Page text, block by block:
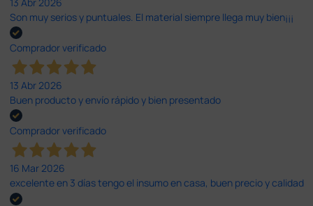
Son muy serios y puntuales. El material siempre llega muy bien¡¡¡
Comprador verificado
13 Abr 2026
Buen producto y envío rápido y bien presentado
Comprador verificado
16 Mar 2026
excelente en 3 días tengo el insumo en casa, buen precio y calidad